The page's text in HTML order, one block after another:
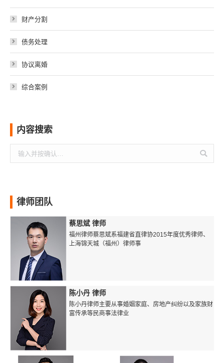
财产分割
债务处理
协议离婚
综合案例
内容搜索
索：
律师团队
蔡思斌 律师
福州律师蔡思斌系福建省直律协2015年度优秀律师、
上海锦天城（福州）律师事
陈小丹 律师
陈小丹律师主要从事婚姻家庭、房地产纠纷以及家族财
富传承等民商事法律业